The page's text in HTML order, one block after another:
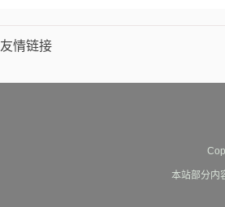
友情链接
本站部分内